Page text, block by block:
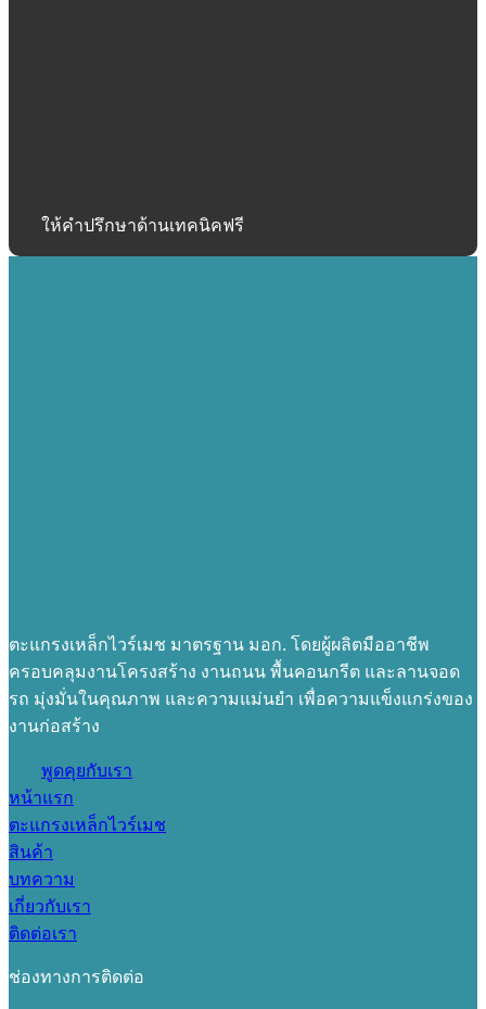
ให้คำปรึกษาด้านเทคนิคฟรี
ตะแกรงเหล็กไวร์เมช มาตรฐาน มอก. โดยผู้ผลิตมืออาชีพ
ครอบคลุมงานโครงสร้าง งานถนน พื้นคอนกรีต และลานจอด
รถ มุ่งมั่นในคุณภาพ และความแม่นยำ เพื่อความแข็งแกร่งของ
งานก่อสร้าง
พูดคุยกับเรา
หน้าแรก
ตะแกรงเหล็กไวร์เมช
สินค้า
บทความ
เกี่ยวกับเรา
ติดต่อเรา
ช่องทางการติดต่อ